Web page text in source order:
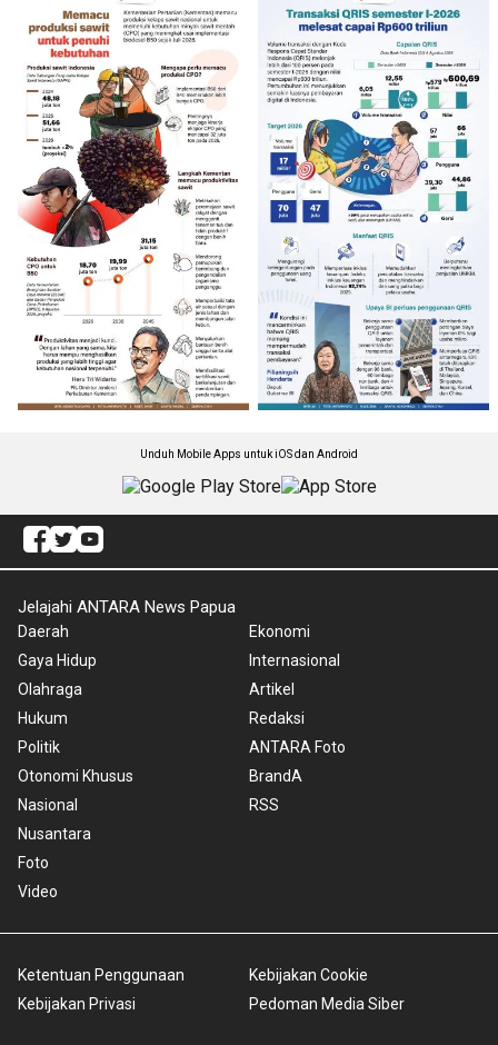
Unduh Mobile Apps untuk iOS dan Android
Jelajahi ANTARA News Papua
Daerah
Gaya Hidup
Olahraga
Hukum
Politik
Otonomi Khusus
Nasional
Nusantara
Foto
Video
Ekonomi
Internasional
Artikel
Redaksi
ANTARA Foto
BrandA
RSS
Ketentuan Penggunaan
Kebijakan Privasi
Kebijakan Cookie
Pedoman Media Siber